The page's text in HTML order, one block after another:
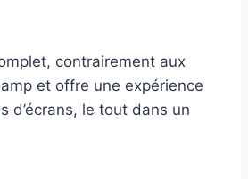
contrairement aux
et offre une expérience
d’écrans, le tout dans un